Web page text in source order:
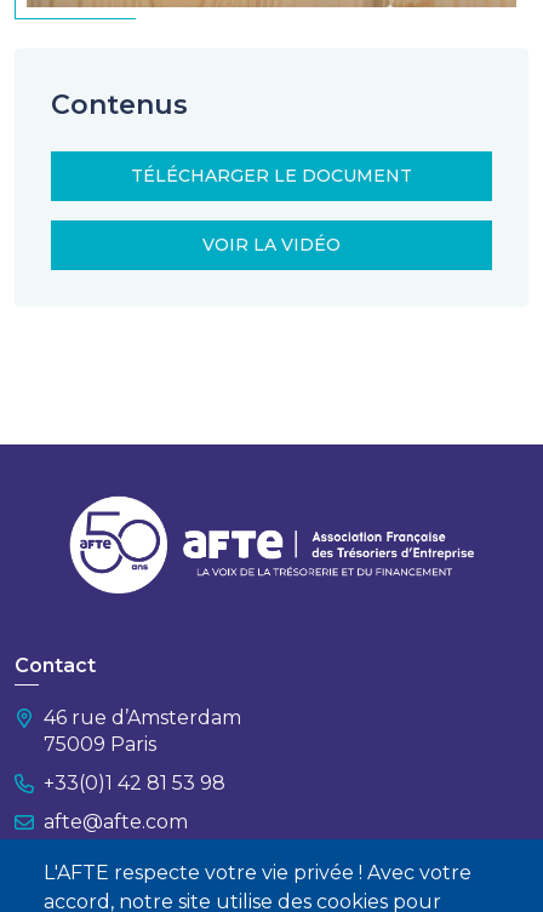
L'AFTE respecte votre vie privée ! Avec votre
accord, notre site utilise des cookies pour
Contenus
TÉLÉCHARGER LE DOCUMENT
VOIR LA VIDÉO
Contact
46 rue d’Amsterdam
75009 Paris
+33(0)1 42 81 53 98
afte@afte.com
Nous contacter